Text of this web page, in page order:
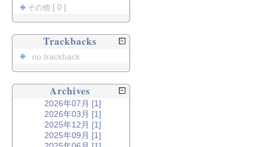
その他 [ 0 ]
Trackbacks
no trackback
Archives
2026年07月 [1]
2026年03月 [1]
2025年12月 [1]
2025年09月 [1]